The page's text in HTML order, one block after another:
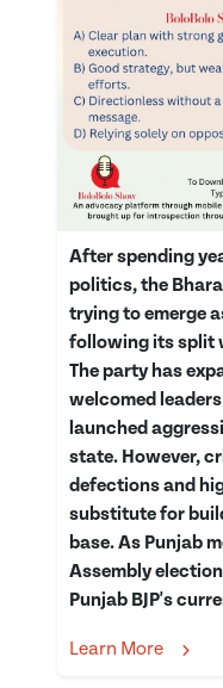
After spending
politics, the
trying to emerge
following its split
The party has
welcomed
launched
state. However,
defections and
substitute for
base. As Punjab
Assembly
Punjab BJP's
Learn More